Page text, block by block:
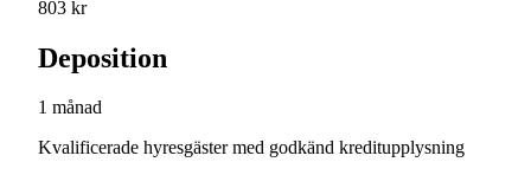
803 kr
Deposition
1 månad
Kvalificerade hyresgäster med godkänd kreditupplysning